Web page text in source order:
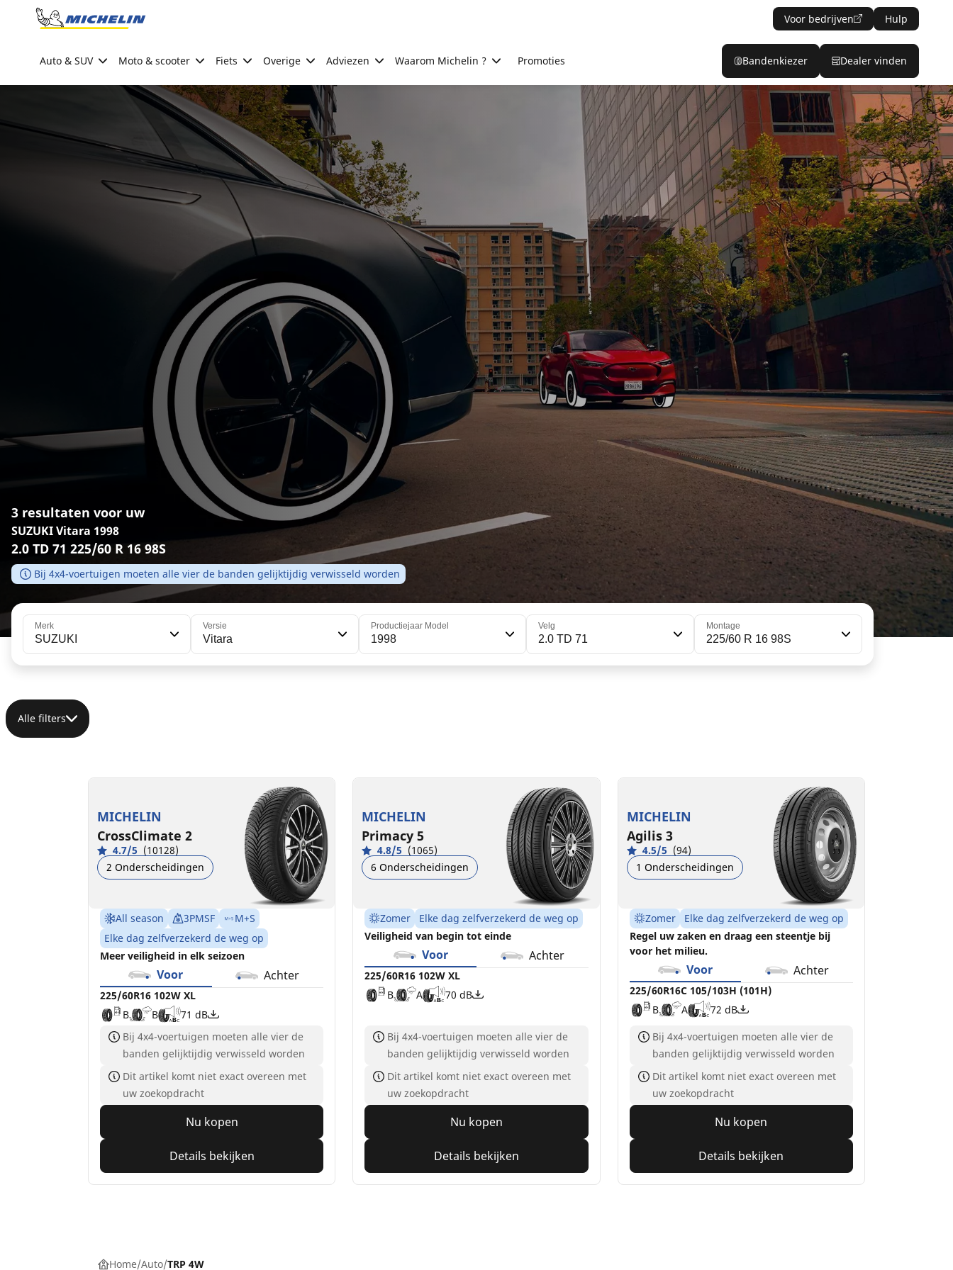
Go to page content
Voor bedrijven Hulp
Auto & SUV Moto & scooter Fiets Overige Adviezen Waarom Michelin ? Promoties Bandenkiezer Dealer vinden
3 resultaten voor uw
SUZUKI Vitara 1998
2.0 TD 71 225/60 R 16 98S
Bij 4x4-voertuigen moeten alle vier de banden gelijktijdig verwisseld worden
Merk
SUZUKI
Versie
Vitara
Productiejaar Model
1998
Velg
2.0 TD 71
Montage
225/60 R 16 98S
Alle filters
MICHELIN
CrossClimate 2
4.7/5 (10128)
2 Onderscheidingen
All season 3PMSF
M+S
Elke dag zelfverzekerd de weg op
Meer veiligheid in elk seizoen
Voor Achter
225/60R16 102W XL
B
B 71 dB
Bij 4x4-voertuigen moeten alle vier de
banden gelijktijdig verwisseld worden
Dit artikel komt niet exact overeen met
uw zoekopdracht
Nu kopen
Details bekijken
MICHELIN
Primacy 5
4.8/5 (1065)
6 Onderscheidingen
Zomer
Elke dag zelfverzekerd de weg op
Veiligheid van begin tot einde
Voor Achter
225/60R16 102W XL
B
A 70 dB
Bij 4x4-voertuigen moeten alle vier de
banden gelijktijdig verwisseld worden
Dit artikel komt niet exact overeen met
uw zoekopdracht
Nu kopen
Details bekijken
MICHELIN
Agilis 3
4.5/5 (94)
1 Onderscheidingen
Zomer
Elke dag zelfverzekerd de weg op
Regel uw zaken en draag een steentje bij
voor het milieu.
Voor Achter
225/60R16C 105/103H (101H)
B
A 72 dB
B
A
Bij 4x4-voertuigen moeten alle vier de
banden gelijktijdig verwisseld worden
Dit artikel komt niet exact overeen met
uw zoekopdracht
Nu kopen
Details bekijken
Home Auto TRP 4W